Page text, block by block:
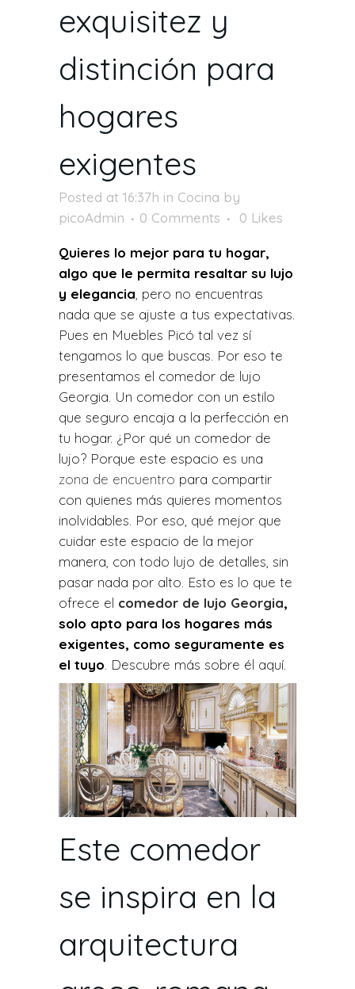
exquisitez y
distinción para
hogares
exigentes
Posted at 16:37h in Cocina by
picoAdmin
0 Comments 0 Likes
Quieres lo mejor para tu hogar,
algo que le permita resaltar su lujo
y elegancia , pero no encuentras
nada que se ajuste a tus expectativas.
Pues en Muebles Picó tal vez sí
tengamos lo que buscas. Por eso te
presentamos el comedor de lujo
Georgia. Un comedor con un estilo
que seguro encaja a la perfección en
tu hogar. ¿Por qué un comedor de
lujo? Porque este espacio es una
zona de encuentro para compartir
con quienes más quieres momentos
inolvidables. Por eso, qué mejor que
cuidar este espacio de la mejor
manera, con todo lujo de detalles, sin
pasar nada por alto. Esto es lo que te
ofrece el comedor de lujo Georgia,
solo apto para los hogares más
exigentes, como seguramente es
el tuyo . Descubre más sobre él aquí.
Este comedor
se inspira en la
arquitectura